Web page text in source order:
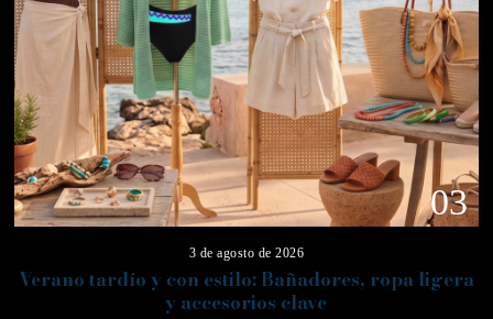
03
3 de agosto de 2026
Verano tardío y con estilo: Bañadores, ropa ligera
y accesorios clave